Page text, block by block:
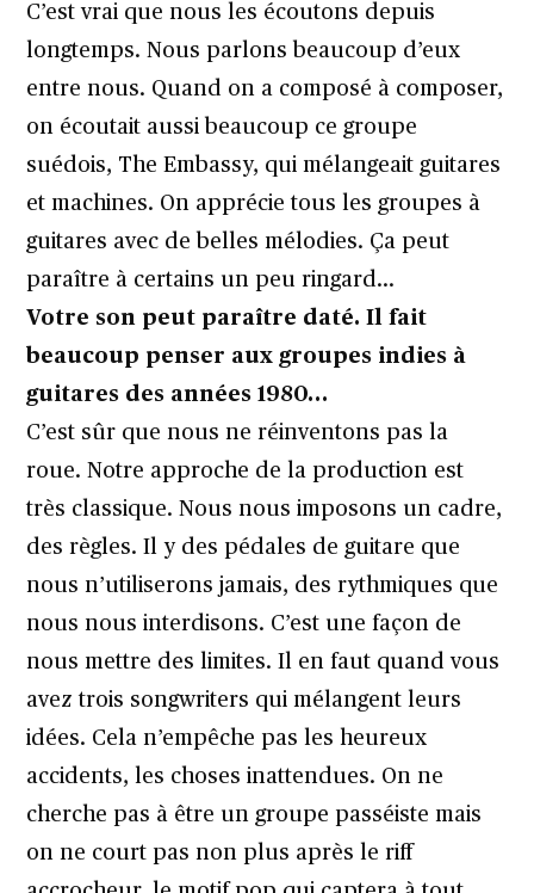
C’est vrai que nous les écoutons depuis
longtemps. Nous parlons beaucoup d’eux
entre nous. Quand on a composé à composer,
on écoutait aussi beaucoup ce groupe
suédois, The Embassy, qui mélangeait guitares
et machines. On apprécie tous les groupes à
guitares avec de belles mélodies. Ça peut
paraître à certains un peu ringard…
Votre son peut paraître daté. Il fait
beaucoup penser aux groupes indies à
guitares des années 1980…
C’est sûr que nous ne réinventons pas la
roue. Notre approche de la production est
très classique. Nous nous imposons un cadre,
des règles. Il y des pédales de guitare que
nous n’utiliserons jamais, des rythmiques que
nous nous interdisons. C’est une façon de
nous mettre des limites. Il en faut quand vous
avez trois songwriters qui mélangent leurs
idées. Cela n’empêche pas les heureux
accidents, les choses inattendues. On ne
cherche pas à être un groupe passéiste mais
on ne court pas non plus après le riff